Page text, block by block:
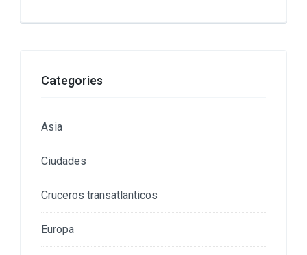
Categories
Asia
Ciudades
Cruceros transatlanticos
Europa